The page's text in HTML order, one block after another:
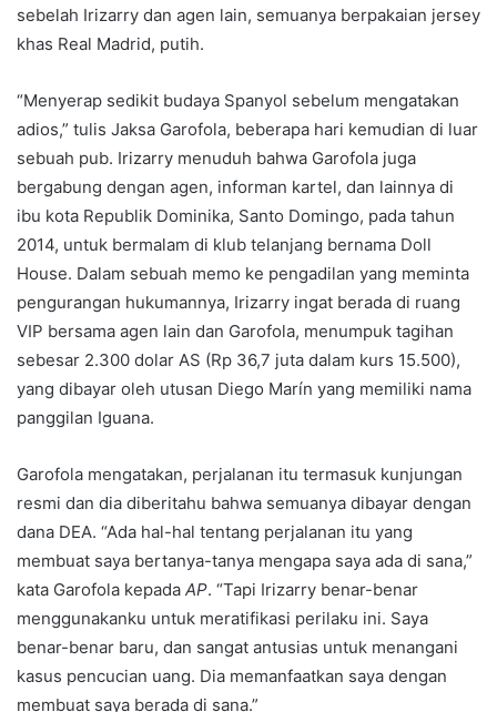
sebelah Irizarry dan agen lain, semuanya berpakaian jersey
khas Real Madrid, putih.
“Menyerap sedikit budaya Spanyol sebelum mengatakan
adios,” tulis Jaksa Garofola, beberapa hari kemudian di luar
sebuah pub. Irizarry menuduh bahwa Garofola juga
bergabung dengan agen, informan kartel, dan lainnya di
ibu kota Republik Dominika, Santo Domingo, pada tahun
2014, untuk bermalam di klub telanjang bernama Doll
House. Dalam sebuah memo ke pengadilan yang meminta
pengurangan hukumannya, Irizarry ingat berada di ruang
VIP bersama agen lain dan Garofola, menumpuk tagihan
sebesar 2.300 dolar AS (Rp 36,7 juta dalam kurs 15.500),
yang dibayar oleh utusan Diego Marín yang memiliki nama
panggilan Iguana.
Garofola mengatakan, perjalanan itu termasuk kunjungan
resmi dan dia diberitahu bahwa semuanya dibayar dengan
dana DEA. “Ada hal-hal tentang perjalanan itu yang
membuat saya bertanya-tanya mengapa saya ada di sana,”
kata Garofola kepada AP. “Tapi Irizarry benar-benar
menggunakanku untuk meratifikasi perilaku ini. Saya
benar-benar baru, dan sangat antusias untuk menangani
kasus pencucian uang. Dia memanfaatkan saya dengan
membuat saya berada di sana.”